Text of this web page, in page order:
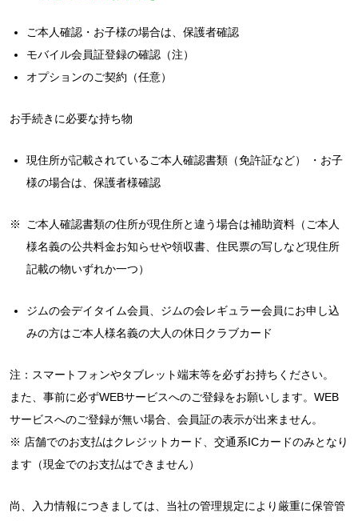
ご本人確認・お子様の場合は、保護者確認
モバイル会員証登録の確認（注）
オプションのご契約（任意）
お手続きに必要な持ち物
現住所が記載されているご本人確認書類（免許証など） ・お子
様の場合は、保護者様確認
※
ご本人確認書類の住所が現住所と違う場合は補助資料（ご本人
様名義の公共料金お知らせや領収書、住民票の写しなど現住所
記載の物いずれか一つ）
ジムの会デイタイム会員、ジムの会レギュラー会員にお申し込
みの方はご本人様名義の大人の休日クラブカード
注：スマートフォンやタブレット端末等を必ずお持ちください。
また、事前に必ずWEBサービスへのご登録をお願いします。WEB
サービスへのご登録が無い場合、会員証の表示が出来ません。
※ 店舗でのお支払はクレジットカード、交通系ICカードのみとなり
ます（現金でのお支払はできません）
尚、入力情報につきましては、当社の管理規定により厳重に保管管